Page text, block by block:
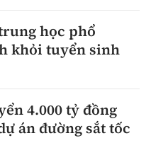
học phổ
khỏi tuyển sinh
4.000 tỷ đồng
án đường sắt tốc